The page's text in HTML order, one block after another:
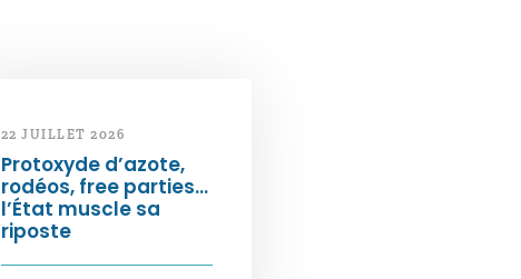
22 JUILLET 2026
Protoxyde d’azote,
rodéos, free parties…
l’État muscle sa
riposte